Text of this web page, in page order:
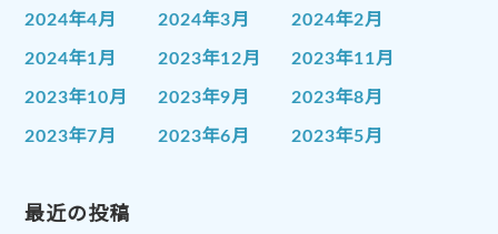
2024年4月 2024年3月 2024年2月
2024年1月 2023年12月 2023年11月
2023年10月 2023年9月 2023年8月
2023年7月 2023年6月 2023年5月
2023年1月
最近の投稿